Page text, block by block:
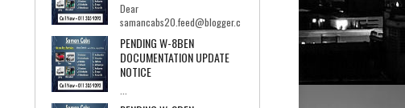
Dear
samancabs20.feed@blogger.c
om,I hope you're having a good day.I'm Ebrahi...
PENDING W-8BEN
DOCUMENTATION UPDATE
NOTICE